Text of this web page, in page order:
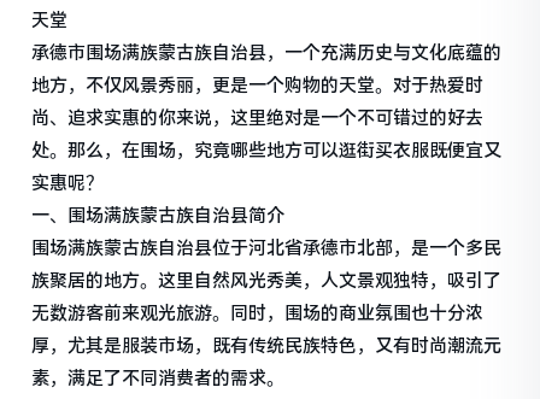
天堂
承德市围场满族蒙古族自治县，一个充满历史与文化底蕴的
地方，不仅风景秀丽，更是一个购物的天堂。对于热爱时
尚、追求实惠的你来说，这里绝对是一个不可错过的好去
处。那么，在围场，究竟哪些地方可以逛街买衣服既便宜又
实惠呢？
一、围场满族蒙古族自治县简介
围场满族蒙古族自治县位于河北省承德市北部，是一个多民
族聚居的地方。这里自然风光秀美，人文景观独特，吸引了
无数游客前来观光旅游。同时，围场的商业氛围也十分浓
厚，尤其是服装市场，既有传统民族特色，又有时尚潮流元
素，满足了不同消费者的需求。